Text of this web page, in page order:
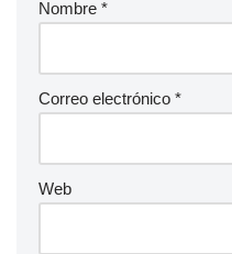
Nombre *
Correo electrónico *
Web